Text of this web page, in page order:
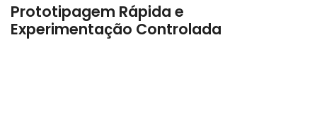
Prototipagem Rápida e
Experimentação Controlada